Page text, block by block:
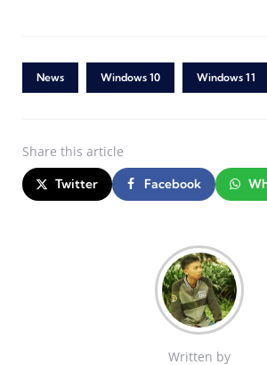
News Windows 10 Windows 11
Share this article
Twitter Facebook
Written by